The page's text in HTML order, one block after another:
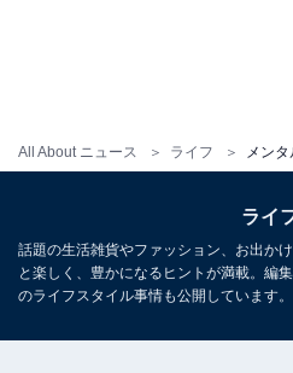
All About ニュース ライフ
ライ
話題の生活雑貨やファッション、お出か
と楽しく、豊かになるヒントが満載。編
のライフスタイル事情も公開しています。